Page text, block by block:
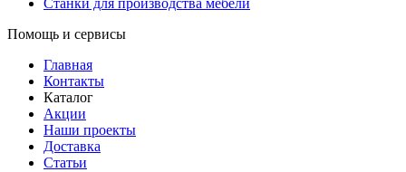
Станки для производства мебели
Помощь и сервисы
Главная
Контакты
Каталог
Акции
Наши проекты
Доставка
Статьи